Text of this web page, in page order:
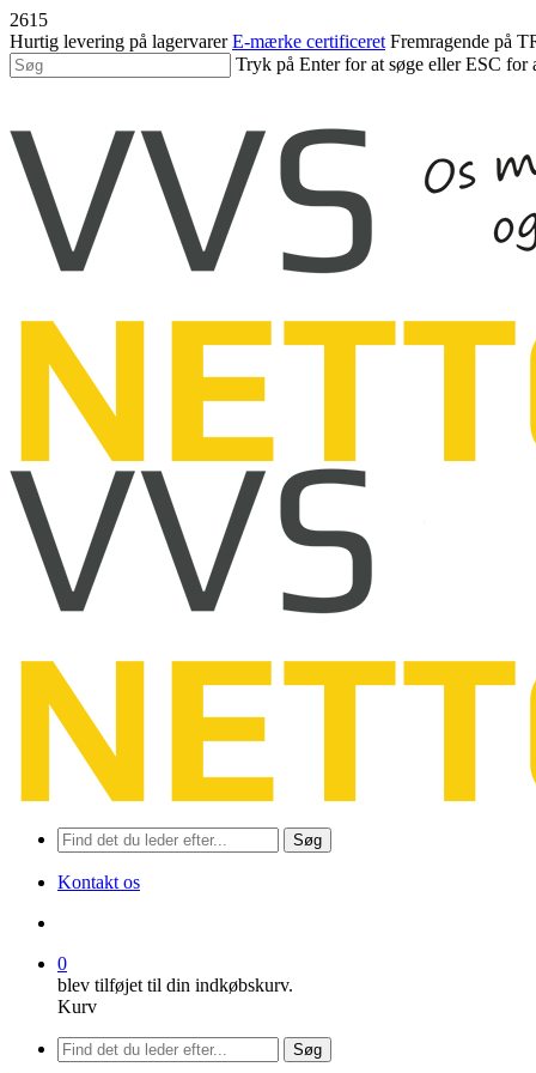
2615Spring
til
Hurtig levering på lagervarer E-mærke certificeret Fremragende på
Tryk på Enter for at søge eller ESC for
Søg
Kontakt os
0
blev tilføjet til din indkøbskurv.
Kurv
Menu
Søg